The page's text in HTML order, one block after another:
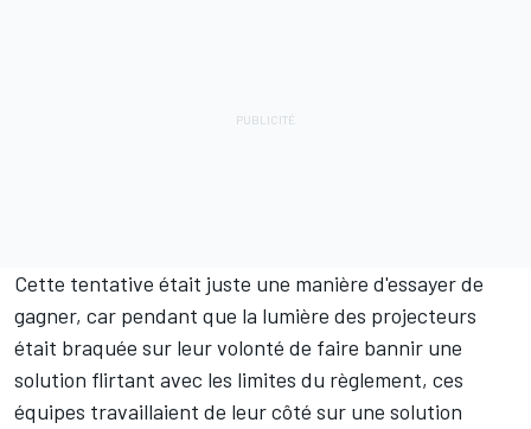
Cette tentative était juste une manière d'essayer de
gagner, car pendant que la lumière des projecteurs
était braquée sur leur volonté de faire bannir une
solution flirtant avec les limites du règlement, ces
équipes travaillaient de leur côté sur une solution